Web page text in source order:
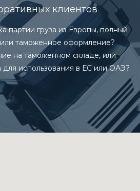
клиентов
партии груза из Европы, полный
таможенное оформление?
на таможенном складе, или
для использования в ЕС или ОАЭ?